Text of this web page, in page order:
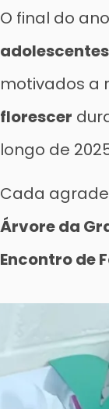
O final do
adolescentes
motivados a
florescer
longo de
Cada
Árvore da
Encontro de